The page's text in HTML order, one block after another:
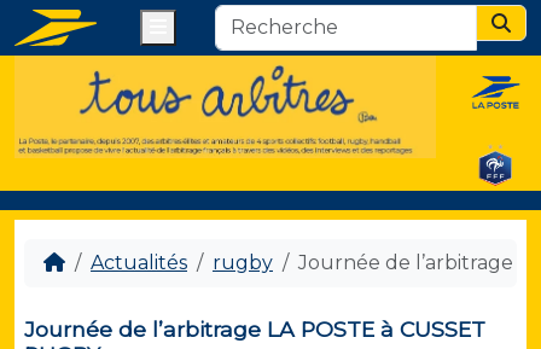
Actualités rugby Journée de l’arbitrage
Journée de l’arbitrage LA POSTE à CUSSET